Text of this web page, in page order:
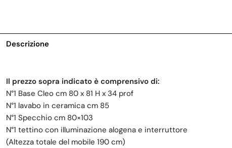
Descrizione
Il prezzo sopra indicato è comprensivo di:
N°1 Base Cleo cm 80 x 81 H x 34 prof
N°1 lavabo in ceramica cm 85
N°1 Specchio cm 80×103
N°1 tettino con illuminazione alogena e interruttore
(Altezza totale del mobile 190 cm)